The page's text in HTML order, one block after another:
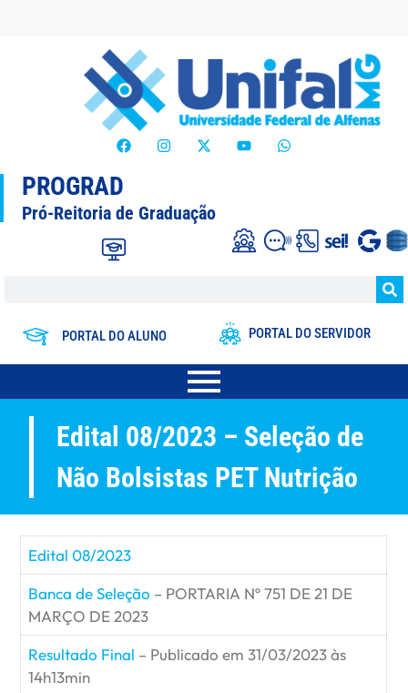
PROGRAD
Pró-Reitoria de Graduação
PORTAL DO ALUNO PORTAL DO SERVIDOR
Edital 08/2023 – Seleção de
Não Bolsistas PET Nutrição
Edital 08/2023
Banca de Seleção – PORTARIA Nº 751 DE 21 DE
MARÇO DE 2023
Resultado Final – Publicado em 31/03/2023 às
14h13min